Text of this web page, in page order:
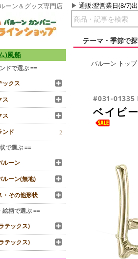
ーン＆グッズ専門店 通販:翌営業日(8/7)
テーマ・季節で
)風船
ドで選ぶ ==
ックス
ス
ス
ンド
2
で選ぶ ==
ルーン
ルーン(無地)
・その他形状
絵柄で選ぶ ==
テックス)
テックス)
バルーン トップ
#031-
ベイビ